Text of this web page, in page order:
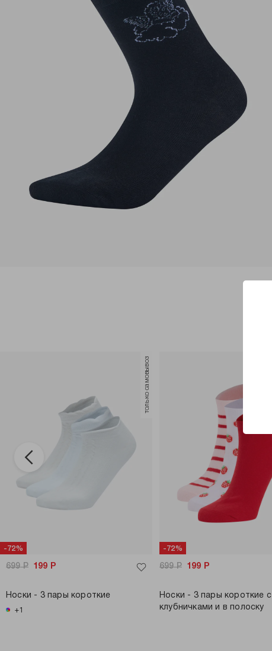
-72%
только самовывоз
699Р 199 Р
Носки - 3 пары короткие
+1
-72%
699Р 199 Р
Носки - 3 пары короткие с
клубничками и в полоску